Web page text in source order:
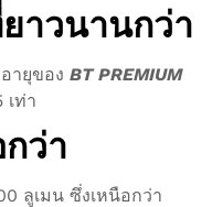
าวนานกว่า
ายุของ BT PREMIUM
เท่า
ว่า
ลูเมน ซึ่งเหนือกว่า